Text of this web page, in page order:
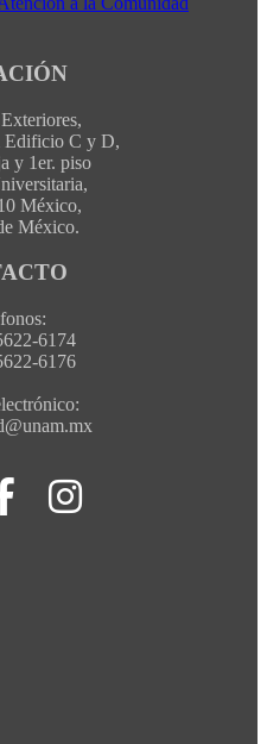
Edificio C y D,
y 1er. piso
México,
México.
6174
6176